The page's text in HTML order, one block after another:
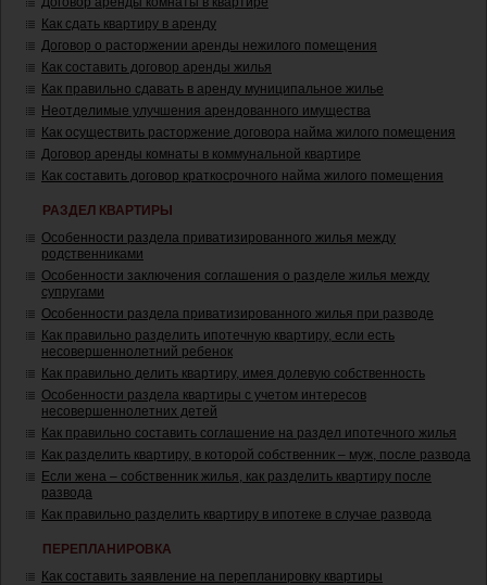
Как сдать квартиру в аренду
Договор о расторжении аренды нежилого помещения
Как составить договор аренды жилья
Как правильно сдавать в аренду муниципальное жилье
Неотделимые улучшения арендованного имущества
Как осуществить расторжение договора найма жилого помещения
Договор аренды комнаты в коммунальной квартире
Как составить договор краткосрочного найма жилого помещения
РАЗДЕЛ КВАРТИРЫ
Особенности раздела приватизированного жилья между
родственниками
Особенности заключения соглашения о разделе жилья между
супругами
Особенности раздела приватизированного жилья при разводе
Как правильно разделить ипотечную квартиру, если есть
несовершеннолетний ребенок
Как правильно делить квартиру, имея долевую собственность
Особенности раздела квартиры с учетом интересов
несовершеннолетних детей
Как правильно составить соглашение на раздел ипотечного жилья
Как разделить квартиру, в которой собственник – муж, после развода
Если жена – собственник жилья, как разделить квартиру после
развода
Как правильно разделить квартиру в ипотеке в случае развода
ПЕРЕПЛАНИРОВКА
Как составить заявление на перепланировку квартиры